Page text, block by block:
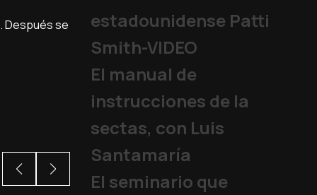
Después se
estadounidense Patti
Smith-VIDEO
El manual de
instrucciones de la
sectas, con Luis
Santamaría
El seminario que